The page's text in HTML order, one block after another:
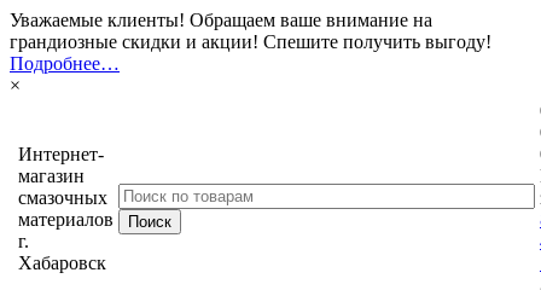
Уважаемые клиенты! Обращаем ваше внимание на
грандиозные скидки и акции! Спешите получить выгоду!
Подробнее…
×
Интернет-
магазин
смазочных
материалов
г.
Хабаровск